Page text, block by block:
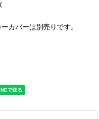
カバーは別売りです。